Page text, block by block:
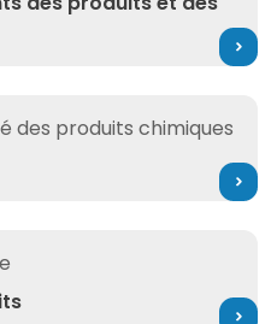
des produits chimiques